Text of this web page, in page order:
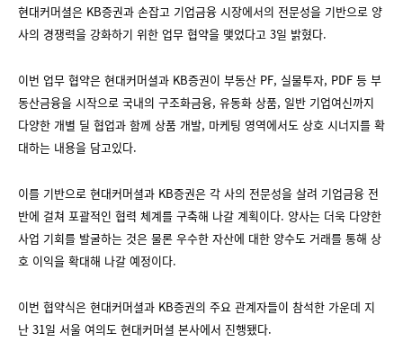
현대커머셜은 KB증권과 손잡고 기업금융 시장에서의 전문성을 기반으로 양
사의 경쟁력을 강화하기 위한 업무 협약을 맺었다고 3일 밝혔다.
이번 업무 협약은 현대커머셜과 KB증권이 부동산 PF, 실물투자, PDF 등 부
동산금융을 시작으로 국내의 구조화금융, 유동화 상품, 일반 기업여신까지
다양한 개별 딜 협업과 함께 상품 개발, 마케팅 영역에서도 상호 시너지를 확
대하는 내용을 담고있다.
이를 기반으로 현대커머셜과 KB증권은 각 사의 전문성을 살려 기업금융 전
반에 걸쳐 포괄적인 협력 체계를 구축해 나갈 계획이다. 양사는 더욱 다양한
사업 기회를 발굴하는 것은 물론 우수한 자산에 대한 양수도 거래를 통해 상
호 이익을 확대해 나갈 예정이다.
이번 협약식은 현대커머셜과 KB증권의 주요 관계자들이 참석한 가운데 지
난 31일 서울 여의도 현대커머셜 본사에서 진행됐다.